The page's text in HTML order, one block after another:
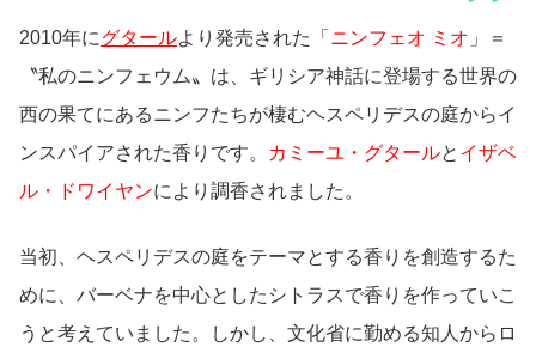
2010年にグタールより発売された「 ニンフェオ ミオ 」＝
〝私のニンフェウム〟は、ギリシア神話に登場する世界の
西の果てにあるニンフたちが棲むヘスペリデスの庭からイ
ンスパイアされた香りです。
カミーユ・グタールと イザベ
ル・ドワイヤンにより調香されました。
当初、ヘスペリデスの庭をテーマとする香りを創造するた
めに、バーベナを中心としたシトラスで香りを作っていこ
うと考えていました。しかし、文化省に勤める知人からロ